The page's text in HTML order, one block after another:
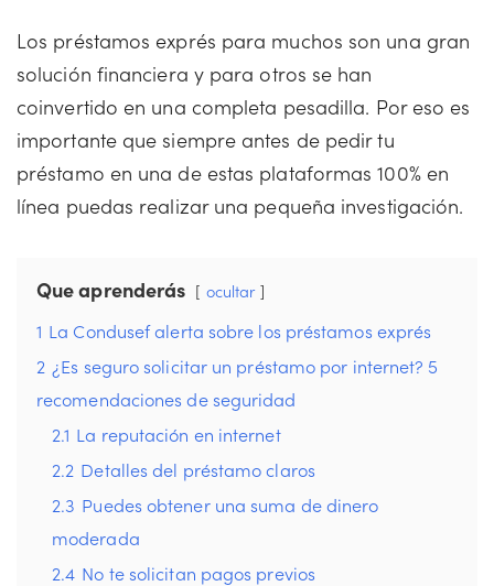
Los préstamos exprés para muchos son una gran
solución financiera y para otros se han
coinvertido en una completa pesadilla. Por eso es
importante que siempre antes de pedir tu
préstamo en una de estas plataformas 100% en
línea puedas realizar una pequeña investigación.
Que aprenderás ocultar
1 La Condusef alerta sobre los préstamos exprés
2 ¿Es seguro solicitar un préstamo por internet? 5
recomendaciones de seguridad
2.1 La reputación en internet
2.2 Detalles del préstamo claros
2.3 Puedes obtener una suma de dinero
moderada
2.4 No te solicitan pagos previos